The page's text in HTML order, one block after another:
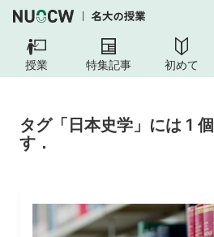
授業 特集記事 初めて
タグ「日本史学」には 1
す．